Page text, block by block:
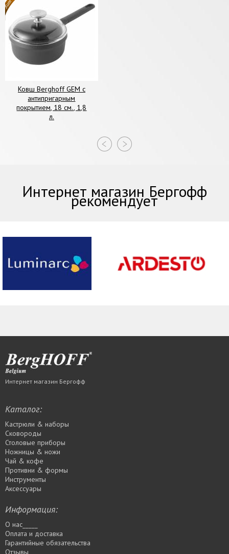
Ковш Berghoff GEM с
антипригарным
покрытием, 18 см., 1,8
л.
Интернет магазин Бергофф
рекомендует
Интернет магазин Бергофф
Каталог:
Кастрюли & наборы
Сковороды
Столовые приборы
Ножницы & ножи
Чай & кофе
Противни & формы
Инструменты
Аксессуары
Информация:
О нас_____
Оплата и доставка
Гарантийные обязательства
Отзывы